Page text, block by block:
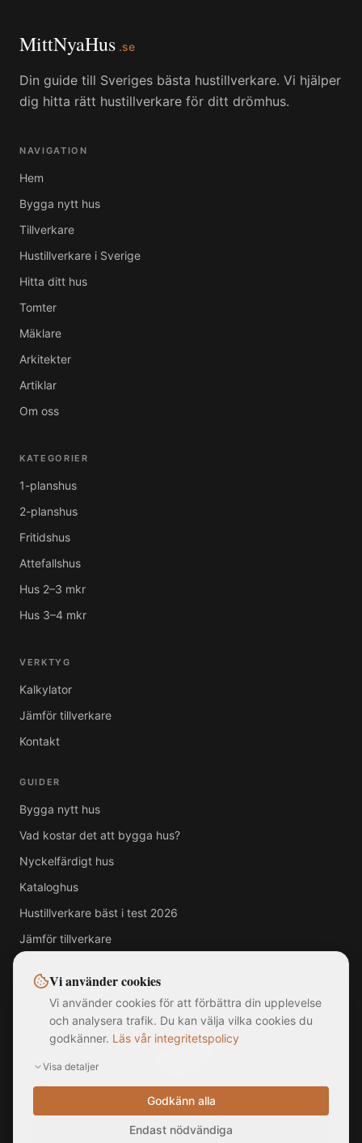
MittNyaHus .se
Din guide till Sveriges bästa hustillverkare. Vi hjälper
dig hitta rätt hustillverkare för ditt drömhus.
NAVIGATION
Hem
Bygga nytt hus
Tillverkare
Hustillverkare i Sverige
Hitta ditt hus
Tomter
Mäklare
Arkitekter
Artiklar
Om oss
KATEGORIER
1-planshus
2-planshus
Fritidshus
Attefallshus
Hus 2–3 mkr
Hus 3–4 mkr
VERKTYG
Kalkylator
Jämför tillverkare
Kontakt
GUIDER
Bygga nytt hus
Vad kostar det att bygga hus?
Nyckelfärdigt hus
Kataloghus
Hustillverkare bäst i test 2026
Jämför tillverkare
Alla varumärken, logotyper och företagsnamn som visas på denna
webbplats tillhör respektive ägare. MittNyaHus.se är en oberoende
jämförelsetjänst utan officiell koppling till, samarbete med eller
och kan avvika från faktiska produkter. Informationen på webbplatsen
är sammanställd från offentligt tillgängliga källor och ska inte betraktas
som rådgivning.
©2026MittNyaHus.se — Alla rättigheter förbehållna|Integritetspolicy
Vi använder cookies
Vi använder cookies för att förbättra din upplevelse
och analysera trafik. Du kan välja vilka cookies du
godkänner. Läs vår integritetspolicy
Visa detaljer
Godkänn alla
Endast nödvändiga